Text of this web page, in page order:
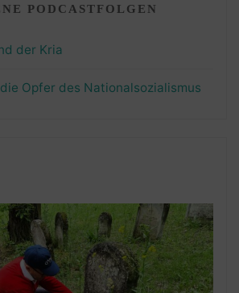
PODCASTFOLGEN
der Kria
Opfer des Nationalsozialismus